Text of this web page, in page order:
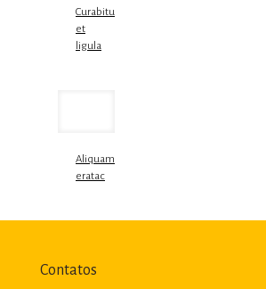
Curabitur
et
ligula
Aliquam
eratac
Contatos